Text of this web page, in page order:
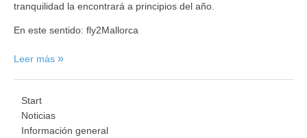
tranquilidad la encontrará a principios del año.
En este sentido: fly2Mallorca
Leer más
Start
Noticias
Información general